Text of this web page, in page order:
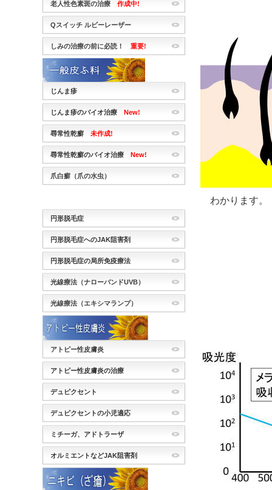
わかります。
老人性色素斑の治療 作成中!
Qスイッチ ルビーレーザー
しみの治療の前に必読！ 重要!
じんま疹
じんま疹のバイオ治療 New!
尋常性乾癬 未作成!
尋常性乾癬のバイオ治療 New!
爪白癬（爪の水虫）
円形脱毛症
円形脱毛症へのJAK阻害剤
円形脱毛症の局所免疫療法
光線療法（ナローバンドUVB）
光線療法（エキシマランプ）
アトピー性皮膚炎
アトピー性皮膚炎の治療
デュピクセント
デュピクセントの小児適応
ミチーガ、アドトラーザ
オルミエントなどJAK阻害剤